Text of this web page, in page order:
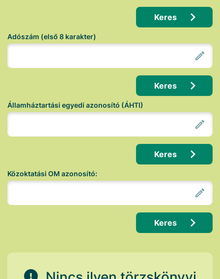
Keres
Adószám (első 8 karakter)
Keres
Államháztartási egyedi azonosító (ÁHTI)
Keres
Közoktatási OM azonosító:
Keres